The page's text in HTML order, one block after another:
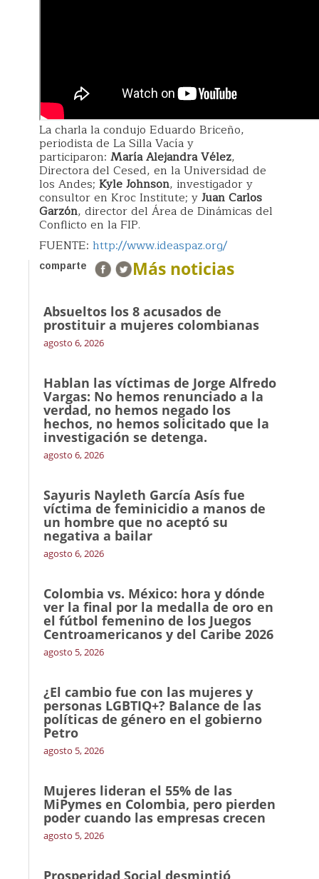
La charla la condujo Eduardo Briceño,
periodista de La Silla Vacía y
participaron: María Alejandra Vélez,
Directora del Cesed, en la Universidad de
los Andes; Kyle Johnson, investigador y
consultor en Kroc Institute; yJuan Carlos
Garzón, director del Área de Dinámicas del
Conflicto en la FIP.
FUENTE: http://www.ideaspaz.org/
comparte Más noticias
Absueltos los 8 acusados de
prostituir a mujeres colombianas
agosto 6, 2026
Hablan las víctimas de Jorge Alfredo
Vargas: No hemos renunciado a la
verdad, no hemos negado los
hechos, no hemos solicitado que la
investigación se detenga.
agosto 6, 2026
Sayuris Nayleth García Asís fue
víctima de feminicidio a manos de
un hombre que no aceptó su
negativa a bailar
agosto 6, 2026
Colombia vs. México: hora y dónde
ver la final por la medalla de oro en
el fútbol femenino de los Juegos
Centroamericanos y del Caribe 2026
agosto 5, 2026
¿El cambio fue con las mujeres y
personas LGBTIQ+? Balance de las
políticas de género en el gobierno
Petro
agosto 5, 2026
Mujeres lideran el 55% de las
MiPymes en Colombia, pero pierden
poder cuando las empresas crecen
agosto 5, 2026
Prosperidad Social desmintió